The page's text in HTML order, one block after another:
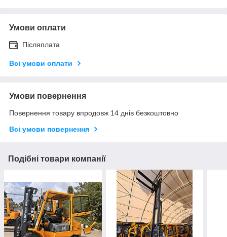
Умови оплати
Післяплата
Всі умови оплати
Умови повернення
Повернення товару впродовж 14 днів безкоштовно
Всі умови повернення
Подібні товари компанії